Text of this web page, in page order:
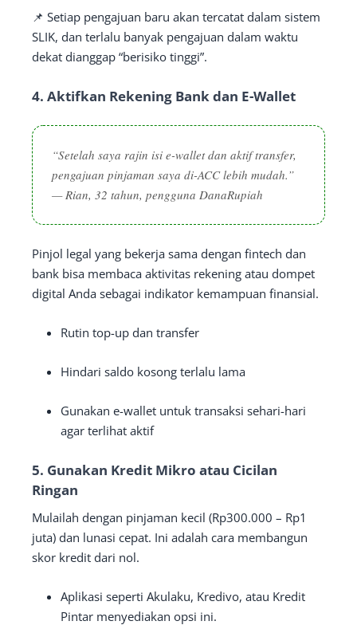
📌 Setiap pengajuan baru akan tercatat dalam sistem
SLIK, dan terlalu banyak pengajuan dalam waktu
dekat dianggap “berisiko tinggi”.
4. Aktifkan Rekening Bank dan E-Wallet
“Setelah saya rajin isi e-wallet dan aktif transfer,
pengajuan pinjaman saya di-ACC lebih mudah.”
— Rian, 32 tahun, pengguna DanaRupiah
Pinjol legal yang bekerja sama dengan fintech dan
bank bisa membaca aktivitas rekening atau dompet
digital Anda sebagai indikator kemampuan finansial.
Rutin top-up dan transfer
Hindari saldo kosong terlalu lama
Gunakan e-wallet untuk transaksi sehari-hari
agar terlihat aktif
5. Gunakan Kredit Mikro atau Cicilan
Ringan
Mulailah dengan pinjaman kecil (Rp300.000 – Rp1
juta) dan lunasi cepat. Ini adalah cara membangun
skor kredit dari nol.
Aplikasi seperti Akulaku, Kredivo, atau Kredit
Pintar menyediakan opsi ini.